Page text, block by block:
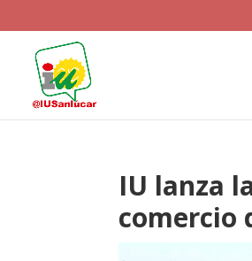
IU lanza
comercio